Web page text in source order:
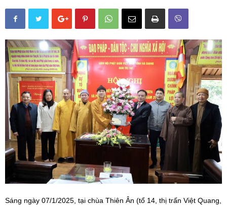
Sáng ngày 07/1/2025, tại chùa Thiên Ân (tổ 14, thị trấn Việt Quang,